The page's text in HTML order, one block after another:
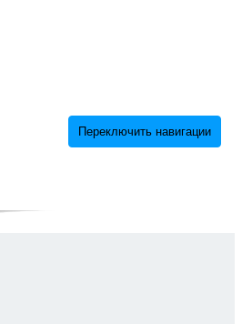
Переключить навигации